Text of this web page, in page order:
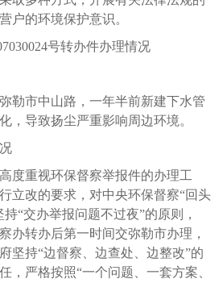
户的环境保护意识。
号转办件办理情况
市中山路，一年半前新建下水管
，导致扬尘严重影响周边环境。
重视环保督察举报件的办理工
立改的要求，对中央环保督察“回头
“交办举报问题不过夜”的原则，
办转办后第一时间交弥勒市办理，
坚持“边督察、边查处、边整改”的
，严格按照“一个问题、一套方案、